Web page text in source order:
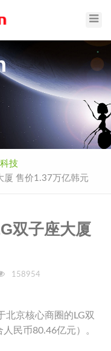
科技
厦 售价1.37万亿韩元
双子座大厦
158954
北京核心商圈的LG双
民币80.46亿元）。